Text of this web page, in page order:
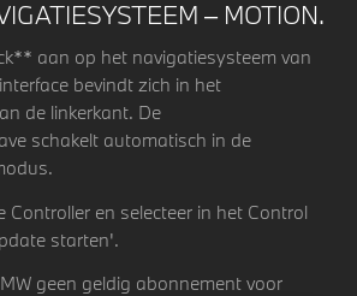
– MOTION.
aan op het navigatiesysteem van
bevindt zich in het
de linkerkant. De
schakelt automatisch in de
Controller en selecteer in het Control
starten'.
geen geldig abonnement voor